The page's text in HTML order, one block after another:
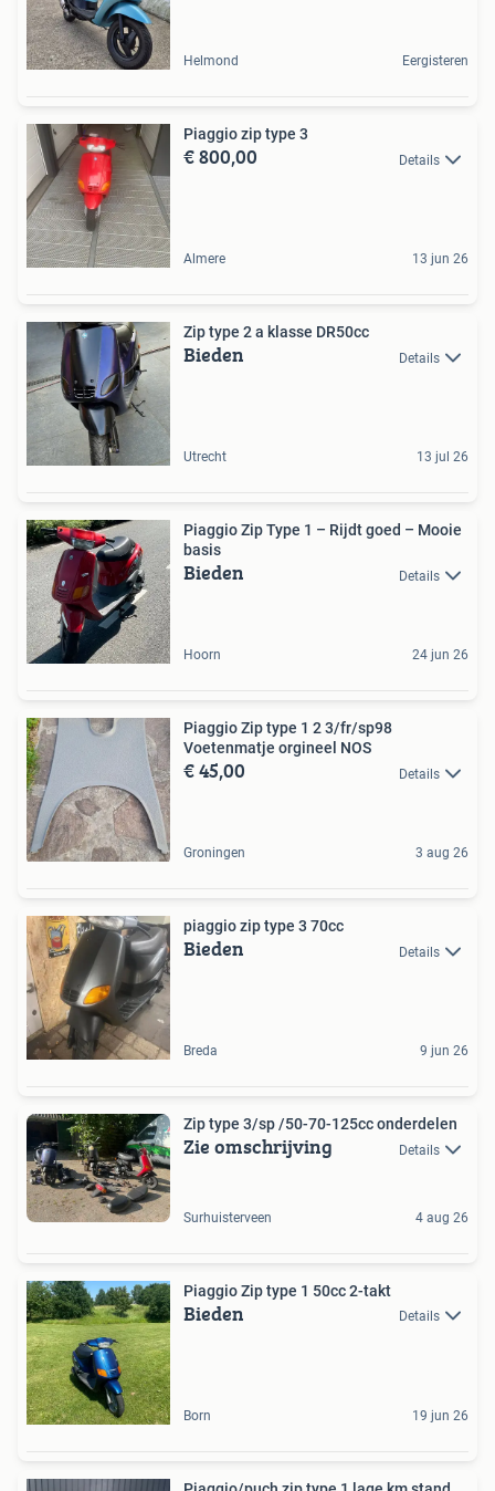
Helmond Eergisteren
Piaggio zip type 3
€ 800,00 Details
Almere 13 jun 26
Zip type 2 a klasse DR50cc
Bieden Details
Utrecht 13 jul 26
Piaggio Zip Type 1 – Rijdt goed – Mooie
basis
Bieden Details
Hoorn 24 jun 26
Piaggio Zip type 1 2 3/fr/sp98
Voetenmatje orgineel NOS
€ 45,00 Details
Groningen 3 aug 26
piaggio zip type 3 70cc
Bieden Details
Breda 9 jun 26
Zip type 3/sp /50-70-125cc onderdelen
Zie omschrijving Details
Surhuisterveen 4 aug 26
Piaggio Zip type 1 50cc 2-takt
Bieden Details
Born 19 jun 26